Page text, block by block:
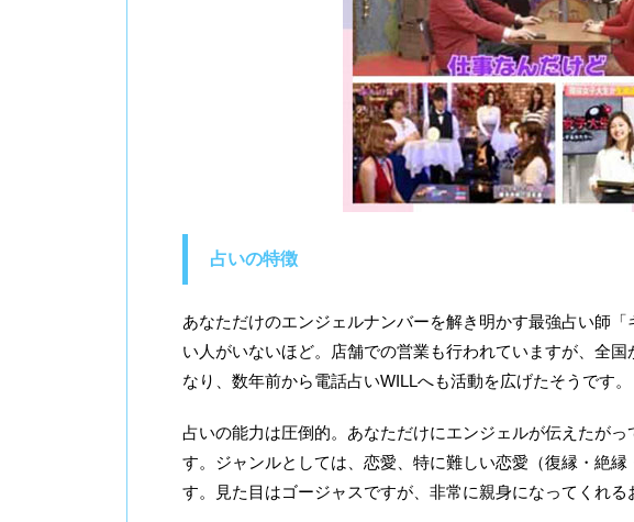
占いの特徴
あなただけのエンジェルナンバーを解き明かす最強占い師
い人がいないほど。店舗での営業も行われていますが、全
なり、数年前から電話占いWILLへも活動を広げたそうです。
占いの能力は圧倒的。あなただけにエンジェルが伝えたが
す。ジャンルとしては、恋愛、特に難しい恋愛（復縁・絶
す。見た目はゴージャスですが、非常に親身になってくれる